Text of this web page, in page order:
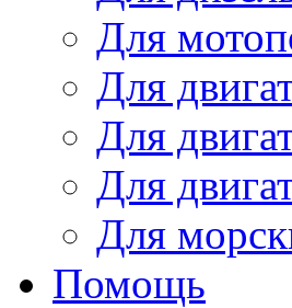
Для
Для
Для
Для
Для
Помощь